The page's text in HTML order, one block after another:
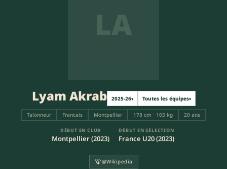
LA
Lyam Akrab 2025-26▾ Toutes les équipes▾
Talonneur Francais Montpellier 178 cm · 103 kg 20 ans
DÉBUT EN CLUB
Montpellier (2023)
DÉBUT EN SÉLECTION
France U20 (2023)
@Wikipedia